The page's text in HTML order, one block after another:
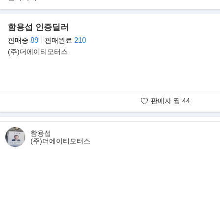
는 쉐보레 타호, GMC 유콘과 플랫폼을 공유하는 캐딜락의 풀 사이즈
를 얹은 ‘바디 온 프레임’ 구조를 고집하고 있다.
함용섭 인증딜러
판매중 89 판매완료 210
(주)더에이티모터스
판매자 찜 44
판매자 보유매물
함용섭
(주)더에이티모터스